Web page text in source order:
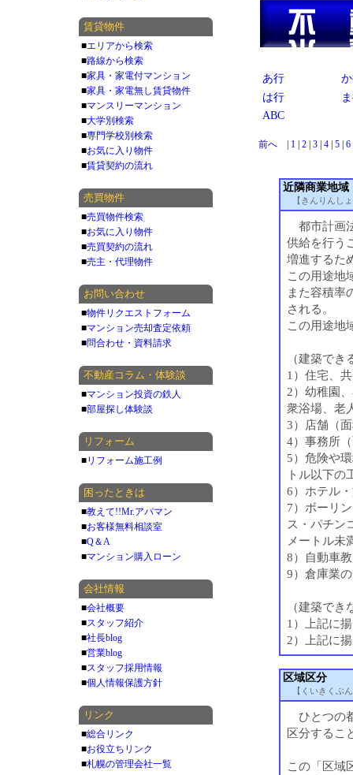
あ行
は行
ABC
前へ 1 2 3 4 5 6
近隣商業地域
【きんりんし
都市計画
供給を行う
増進するた
この用途地
また容積率
される。
この用途地
（建築でき
1）住宅、
2）幼稚園
衆浴場、老
3）店舗（
4）事務所
5）危険や
トル以下の
6）ホテル
7）ボーリ
ス・パチン
メートル未
8）自動車
9）倉庫業
（建築でき
1）上記に
2）上記に
区域区分
【くいきくぶ
ひとつの
区分するこ
この「区域
賃貸物件
■エリアから検索
■路線から検索
■家具・家電付マンション
■家具・家電無し賃貸物件
■マンスリーマンション
■大学別検索
■専門学校別検索
■お気に入り物件
■賃貸契約の流れ
売買物件
■売買物件検索
■お気に入り物件
■売買契約の流れ
■売主・代理物件
お問い合わせ
■物件リクエストフォーム
■マンション売却査定依頼
■問合わせ・資料請求
不動産コラム・体験談
■マンション投資の鉄人
■部屋探し体験談
リフォーム
■リフォーム施工例
困ったときは
■教えて!!Mr.アパマン
■お客様無料相談室
■Q＆A
■マンション購入ローン
会社情報
■会社概要
■スタッフ紹介
■社長blog
■営業blog
■スタッフ採用情報
■個人情報保護方針
リンク
■総合リンク
■お役立ちリンク
■札幌の管理会社一覧